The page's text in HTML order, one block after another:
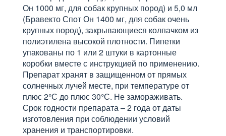
Он 1000 мг, для собак крупных пород) и 5,0 мл
(Бравекто Спот Он 1400 мг, для собак очень
крупных пород), закрывающиеся колпачком из
полиэтилена высокой плотности. Пипетки
упакованы по 1 или 2 штуки в картонные
коробки вместе с инструкцией по применению.
Препарат хранят в защищенном от прямых
солнечных лучей месте, при температуре от
плюс 2°С до плюс 30°С. Не замораживать.
Срок годности препарата – 2 года от даты
изготовления при соблюдении условий
хранения и транспортировки.